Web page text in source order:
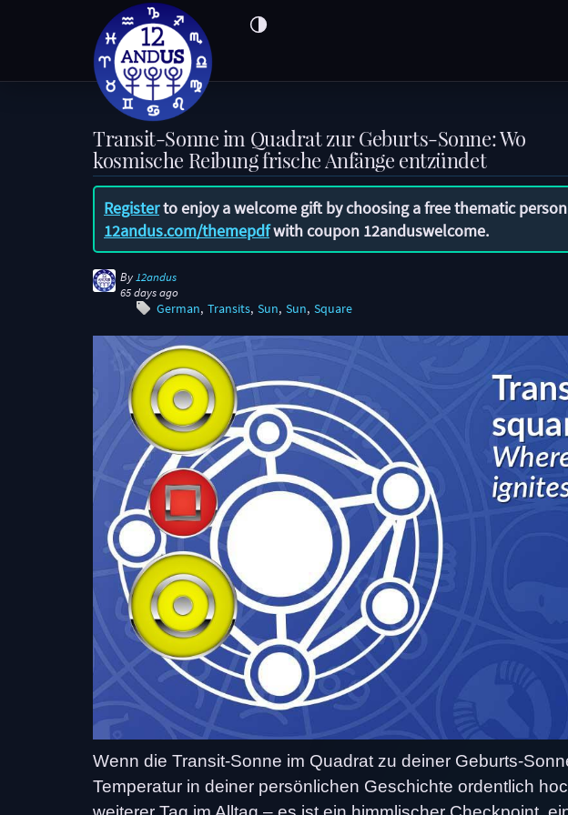
Transit-Sonne im Quadrat zur Geburts-Sonne: Wo
kosmische Reibung frische Anfänge entzündet
Registerto enjoy a welcome gift by choosing a free thematic
12andus.com/themepdfwith coupon 12anduswelcome.
By 12andus
65 days ago
German Transits Sun Sun Square
Wenn die Transit-Sonne im Quadrat zu deiner Geburts-
Temperatur in deiner persönlichen Geschichte ordentlich